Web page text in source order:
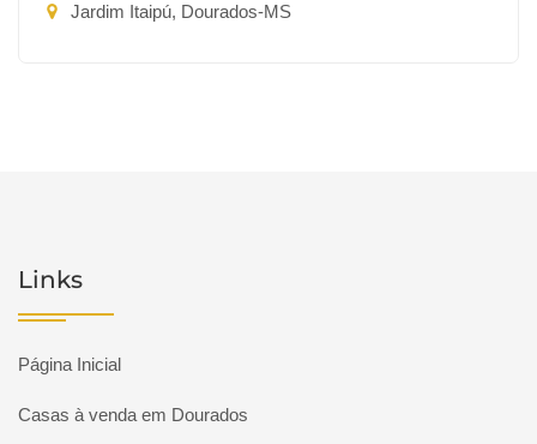
Jardim Itaipú, Dourados-MS
Links
Página Inicial
Casas à venda em Dourados